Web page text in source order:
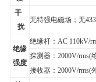
干
扰
无特强电磁场；无
绝缘
强度
绝缘杆：AC 110kV/
探测器：2000V/rms(
接收器：2000V/rms(